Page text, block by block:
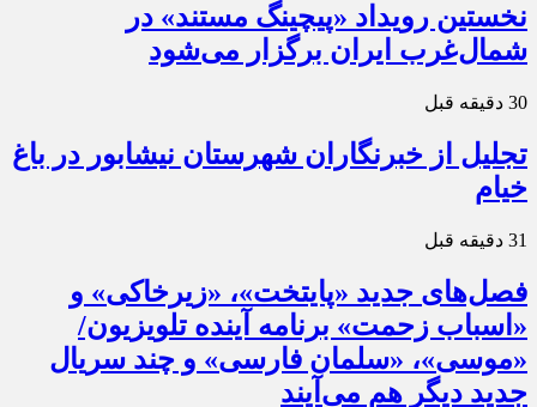
نخستین رویداد «پیچینگ مستند» در
شمال‌غرب ایران برگزار می‌شود
30 دقیقه قبل
تجلیل از خبرنگاران شهرستان نیشابور در باغ
خیام
31 دقیقه قبل
فصل‌های جدید «پایتخت»، «زیرخاکی» و
«اسباب زحمت» برنامه آینده تلویزیون/
«موسی»، «سلمان فارسی» و چند سریال
جدید دیگر هم می‌آیند